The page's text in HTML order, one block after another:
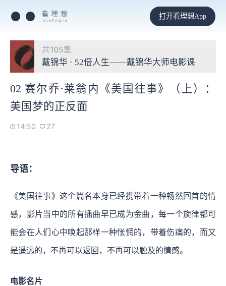
打开看理想App
共105集
戴锦华 · 52倍人生——戴锦华大师电影课
02 赛尔乔·莱翁内《美国往事》（上）：
美国梦的正反面
14:50 27
导语：
《美国往事》这个篇名本身已经携带着一种畅然回首的情
感，影片当中的所有插曲早已成为金曲，每一个旋律都可
能会在人们心中唤起那样一种怅惘的，带着伤痛的，而又
是遥远的，不再可以返回，不再可以触及的情感。
电影名片